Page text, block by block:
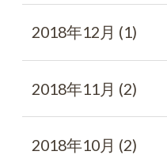
2018年12月 (1)
2018年11月 (2)
2018年10月 (2)